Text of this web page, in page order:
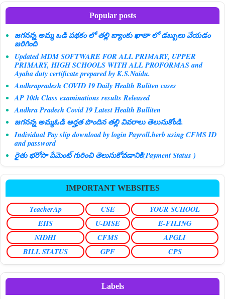
Popular posts
జగనన్న అమ్మ ఒడి పథకం లో తల్లి బ్యాంకు ఖాతా లో డబ్బులు వేయడం
జరిగింది
Updated MDM SOFTWARE FOR ALL PRIMARY, UPPER
PRIMARY, HIGH SCHOOLS WITH ALL PROFORMAS and
Ayaha duty certificate prepared by K.S.Naidu.
Andhrapradesh COVID 19 Daily Health Buliten cases
AP 10th Class examinations results Released
Andhra Pradesh Covid 19 Latest Health Bulliten
జగనన్న అమ్మఓడి అర్హత పొందిన తల్లి వివరాలు తెలుసుకోండి.
Individual Pay slip download by login Payroll.herb using CFMS ID
and password
రైతు భరోసా పేమెంట్ గురించి తెలుసుకోవడానికి(Payment Status )
IMPORTANT WEBSITES
TeacherAp CSE
YOUR SCHOOL
EHS
U-DISE
E-FILING
NIDHI
CFMS
APGLI
BILL STATUS
GPF CPS
Labels